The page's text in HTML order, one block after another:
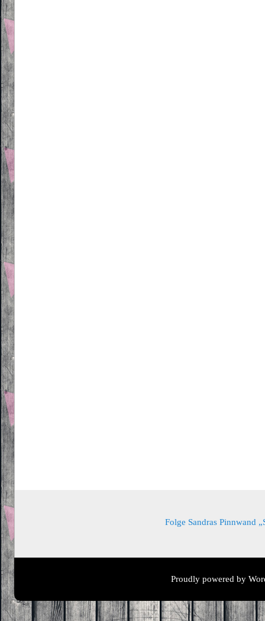
Folge Sandras Pinnwand
Proudly powered by